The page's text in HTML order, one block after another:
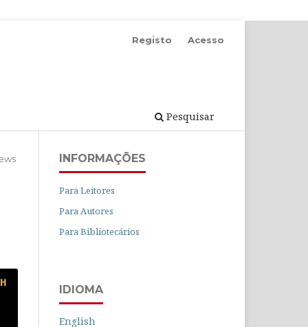
Pesquisar
Registo Acesso
INFORMAÇÕES
Para Leitores
Para Autores
Para Bibliotecários
IDIOMA
English